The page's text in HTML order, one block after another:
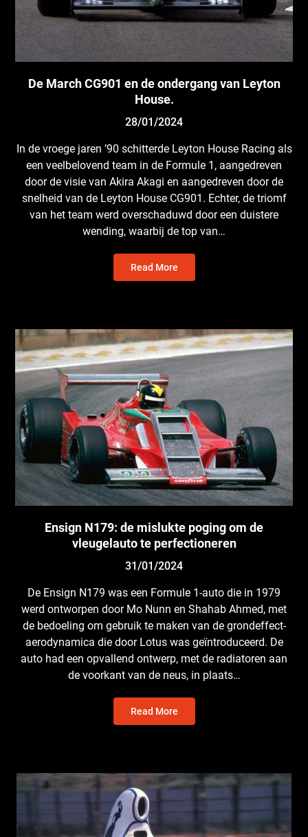
De March CG901 en de ondergang van Leyton
House.
28/01/2024
In de vroege jaren ’90 schitterde Leyton House Racing als
een veelbelovend team in de Formule 1, aangedreven
door de visie van Akira Akagi en aangedreven door de
snelheid van de Leyton House CG901. Echter, de triomf
van het team werd overschaduwd door een duistere
wending, waarbij de top van…
Read More
Ensign N179: de mislukte poging om de
vleugelauto te perfectioneren
31/01/2024
De Ensign N179 was een Formule 1-auto die in 1979
werd ontworpen door Mo Nunn en Shahab Ahmed, met
de bedoeling om gebruik te maken van de grondeffect-
aerodynamica die door Lotus was geïntroduceerd. De
auto had een opvallend ontwerp, met de radiatoren aan
de voorkant van de neus, in plaats…
Read More